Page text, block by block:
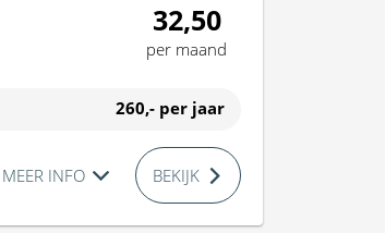
32,50
per maand
260,- per jaar
MEER INFO BEKIJK